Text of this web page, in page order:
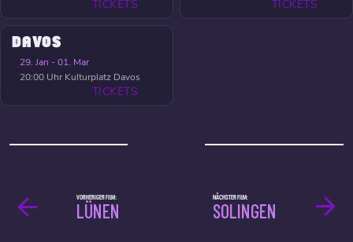
TICKETS TICKETS
DAVOS
29. Jan - 01. Mar
20:00 Uhr Kulturplatz Davos
TICKETS
NÄCHSTER FILM:
SOLINGEN
VORHERIGER FILM:
LÜNEN